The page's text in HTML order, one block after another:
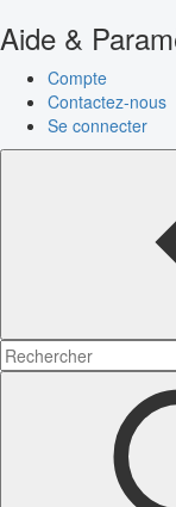
Aide &
Compte
Contactez-nous
Se connecter